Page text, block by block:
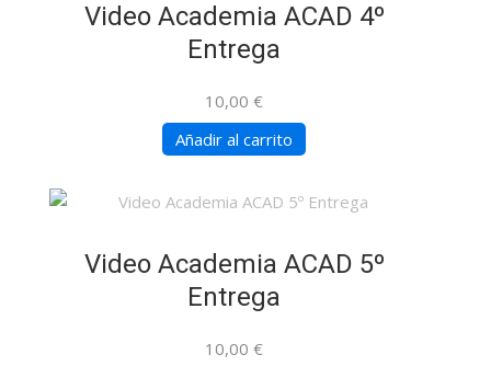
Video Academia ACAD 4º
Entrega
10,00 €
Añadir al carrito
Video Academia ACAD 5º
Entrega
10,00 €